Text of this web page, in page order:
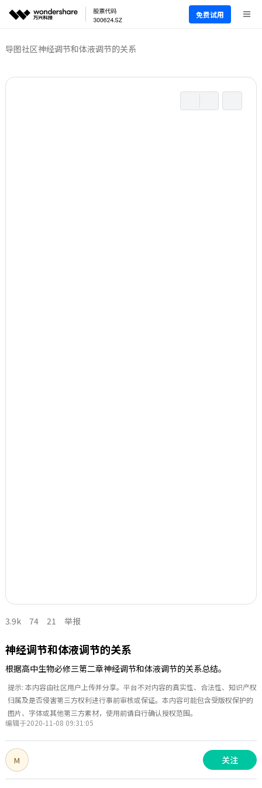
免费试用
导图社区神经调节和体液调节的关系
3.9k 74 21 举报
神经调节和体液调节的关系
根据高中生物必修三第二章神经调节和体液调节的关系总结。
提示: 本内容由社区用户上传并分享。平台不对内容的真实性、合法性、知识产权
归属及是否侵害第三方权利进行事前审核或保证。本内容可能包含受版权保护的
图片、字体或其他第三方素材，使用前请自行确认授权范围。
编辑于2020-11-08 09:31:05
M 关注